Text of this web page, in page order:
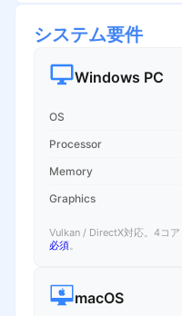
システム要件
Windows PC
OS
Processor
Memory
Graphics
Vulkan / DirectX対応。4コア
必須。
macOS